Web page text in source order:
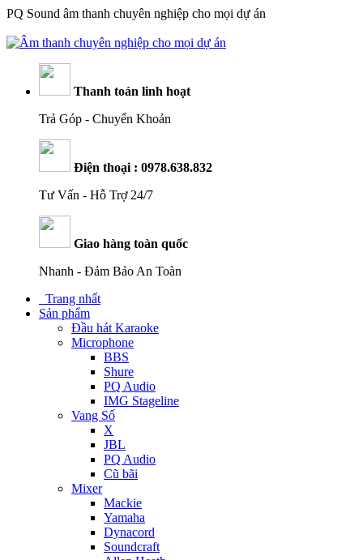
PQ Sound âm thanh chuyên nghiệp cho mọi dự án
Thanh toán linh hoạt
Trả Góp - Chuyển Khoản
Điện thoại : 0978.638.832
Tư Vấn - Hỗ Trợ 24/7
Giao hàng toàn quốc
Nhanh - Đảm Bảo An Toàn
Trang nhất
Sản phẩm
Đầu hát Karaoke
Microphone
BBS
Shure
PQ Audio
IMG Stageline
Vang Số
X
JBL
PQ Audio
Cũ bãi
Mixer
Mackie
Yamaha
Dynacord
Soundcraft